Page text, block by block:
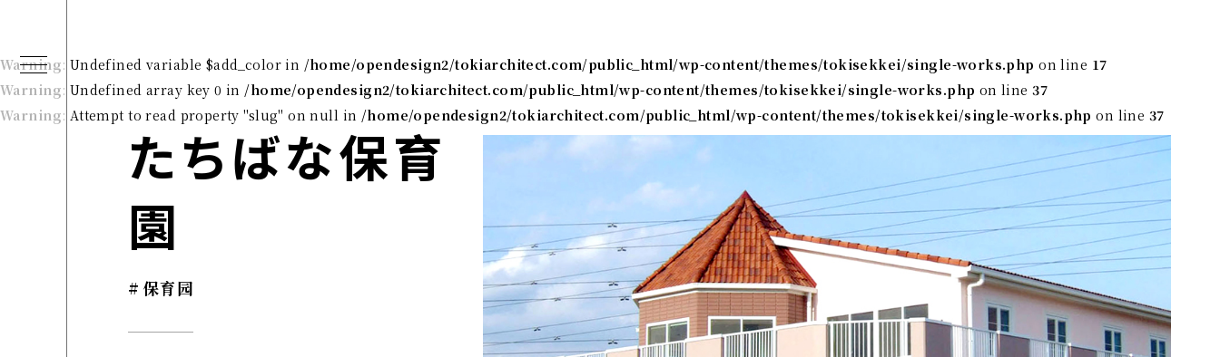
Warning: Undefined variable $add_color in /home/opendesign2/tokiarchitect.com/public_html/wp-content/themes/tokisekkei/single-works.php on line 17
Warning: Undefined array key 0 in /home/opendesign2/tokiarchitect.com/public_html/wp-content/themes/tokisekkei/single-works.php on line37
Warning: Attempt to read property "slug" on null in /home/opendesign2/tokiarchitect.com/public_html/wp-content/themes/tokisekkei/single-works.php on line 37
たちばな保育
園
# 保育园